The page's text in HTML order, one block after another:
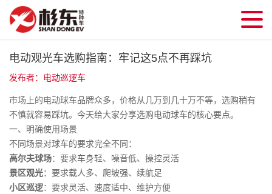
电动观光车选购指南：牢记这5点不再踩坑
发布者：电动巡逻车
市场上的电动球车品牌众多，价格从几万到几十万不等，选购稍有
不慎就容易踩坑。今天给大家分享选购电动球车的核心要点。
一、明确使用场景
不同场景对球车的要求完全不同：
高尔夫球场：要求车身轻、噪音低、操控灵活
景区观光：要求载人多、爬坡强、续航足
小区巡逻：要求灵活、速度适中、维护方便